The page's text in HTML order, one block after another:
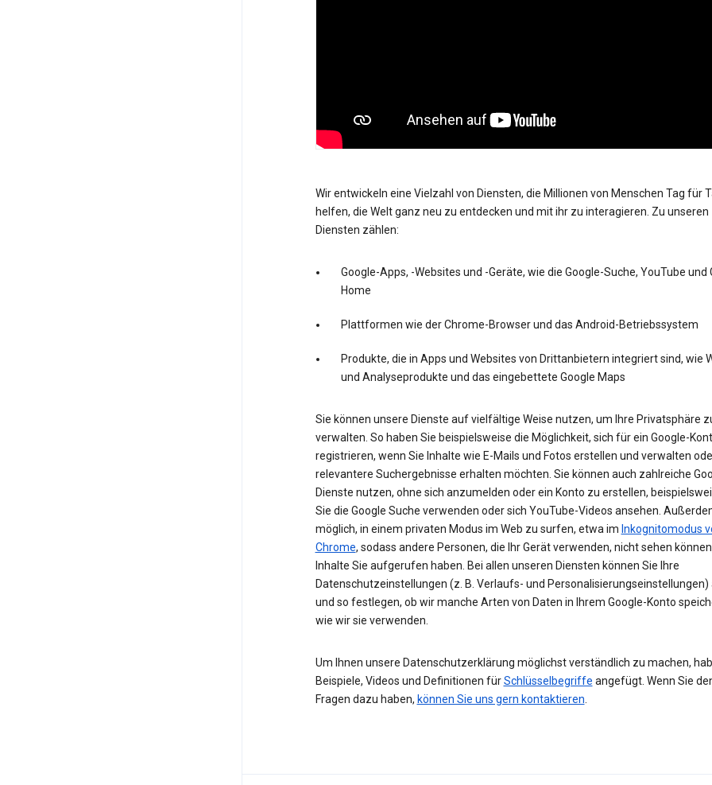
Wir entwickeln eine Vielzahl von Diensten, die Millionen von Menschen Tag für
helfen, die Welt ganz neu zu entdecken und mit ihr zu interagieren. Zu unseren
Diensten zählen:
Google-Apps, -Websites und -Geräte, wie die Google-Suche, YouTube und
Home
Plattformen wie der Chrome-Browser und das Android-Betriebssystem
Produkte, die in Apps und Websites von Drittanbietern integriert sind, wie
und Analyseprodukte und das eingebettete Google Maps
Sie können unsere Dienste auf vielfältige Weise nutzen, um Ihre Privatsphäre
verwalten. So haben Sie beispielsweise die Möglichkeit, sich für ein Google-
registrieren, wenn Sie Inhalte wie E-Mails und Fotos erstellen und verwalten
relevantere Suchergebnisse erhalten möchten. Sie können auch zahlreiche
Dienste nutzen, ohne sich anzumelden oder ein Konto zu erstellen,
Sie die Google Suche verwenden oder sich YouTube-Videos ansehen.
möglich, in einem privaten Modus im Web zu surfen, etwa im Inkognitomodus
Chrome, sodass andere Personen, die Ihr Gerät verwenden, nicht sehen
Inhalte Sie aufgerufen haben. Bei allen unseren Diensten können Sie Ihre
Datenschutzeinstellungen (z. B. Verlaufs- und Personalisierungseinstellungen)
und so festlegen, ob wir manche Arten von Daten in Ihrem Google-Konto
wie wir sie verwenden.
Um Ihnen unsere Datenschutzerklärung möglichst verständlich zu machen,
Beispiele, Videos und Definitionen fürSchlüsselbegriffe angefügt. Wenn Sie
Fragen dazu haben, können Sie uns gern kontaktieren.